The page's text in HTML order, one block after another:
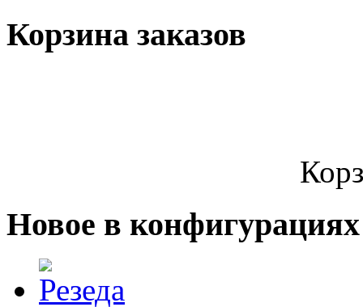
Корзина заказов
Новое в конфигурациях